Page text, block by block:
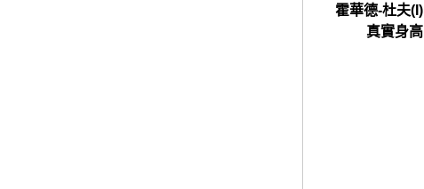
霍華德-杜夫(I)
真實身高